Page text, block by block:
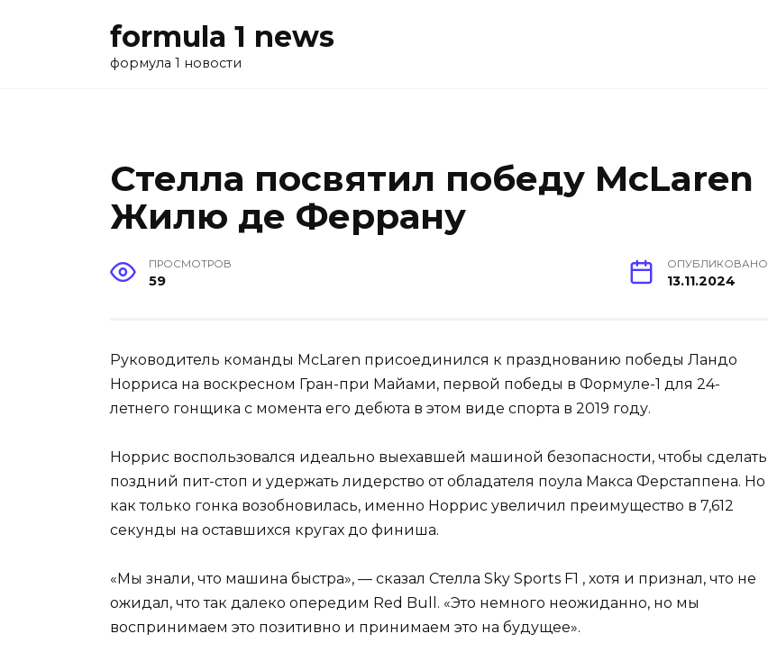
formula 1 news
формула 1 новости
Стелла посвятил победу McLaren
Жилю де Феррану
ПРОСМОТРОВ
59
ОПУБЛИКОВАНО
13.11.2024
Руководитель команды McLaren присоединился к празднованию победы Ландо
Норриса на воскресном Гран-при Майами, первой победы в Формуле-1 для 24-
летнего гонщика с момента его дебюта в этом виде спорта в 2019 году.
Норрис воспользовался идеально выехавшей машиной безопасности, чтобы сделать
поздний пит-стоп и удержать лидерство от обладателя поула Макса Ферстаппена. Но
как только гонка возобновилась, именно Норрис увеличил преимущество в 7,612
секунды на оставшихся кругах до финиша.
«Мы знали, что машина быстра», — сказал Стелла Sky Sports F1 , хотя и признал, что не
ожидал, что так далеко опередим Red Bull. «Это немного неожиданно, но мы
воспринимаем это позитивно и принимаем это на будущее».